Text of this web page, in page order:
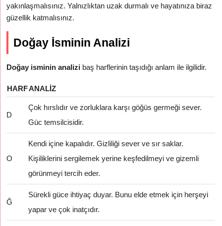
yakınlaşmalısınız. Yalnızlıktan uzak durmalı ve hayatınıza biraz
güzellik katmalısınız.
Doğay İsminin Analizi
Doğay isminin analizi baş harflerinin taşıdığı anlam ile ilgilidir.
HARFANALIZ
D
Çok hırslıdır ve zorluklara karşı göğüs germeği sever.
Güc temsilcisidir.
O
Kendi içine kapalıdır. Gizliliği sever ve sır saklar.
Kişiliklerini sergilemek yerine keşfedilmeyi ve gizemli
görünmeyi tercih eder.
Ğ
Sürekli güce ihtiyaç duyar. Bunu elde etmek için herşeyi
yapar ve çok inatçıdır.